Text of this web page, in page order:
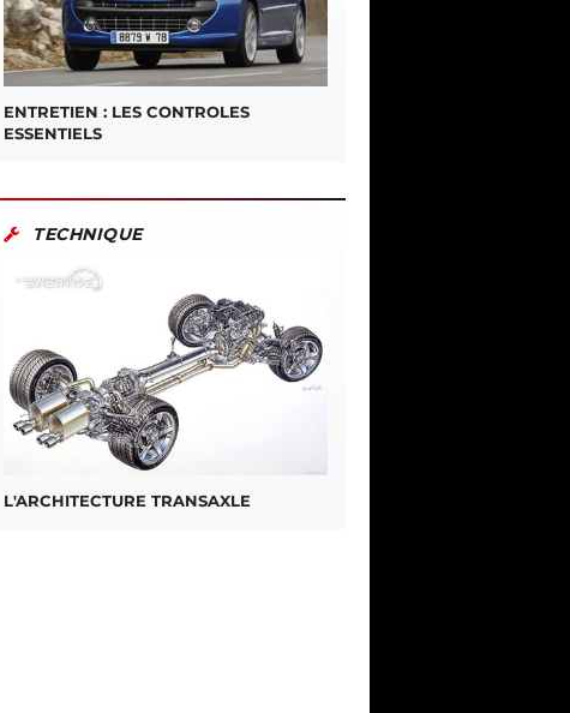
ENTRETIEN : LES CONTROLES
ESSENTIELS
TECHNIQUE
L'ARCHITECTURE TRANSAXLE